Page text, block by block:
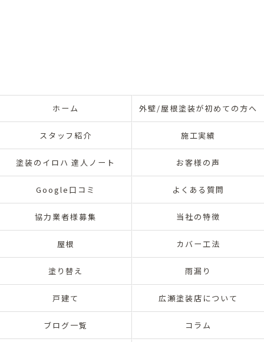
ホーム 外壁/屋根塗装が初めての方へ
スタッフ紹介 施工実績
塗装のイロハ 達人ノート お客様の声
Google口コミ よくある質問
協力業者様募集 当社の特徴
屋根 カバー工法
塗り替え 雨漏り
戸建て 広瀬塗装店について
ブログ一覧 コラム